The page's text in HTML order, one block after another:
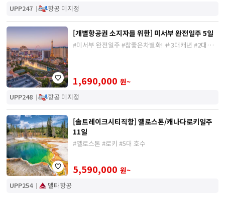
UPP247 항공 미지정
[개별항공권 소지자를 위한] 미서부 완전일주 5일
#미서부 완전일주 #참좋은차별화! ＃3대캐년 #2대도
1,690,000 원~
UPP248 항공 미지정
[솔트레이크시티직항] 옐로스톤/캐나다로키일주
11일
#옐로스톤 #로키 #5대 호수
5,590,000 원~
UPP254 델타항공